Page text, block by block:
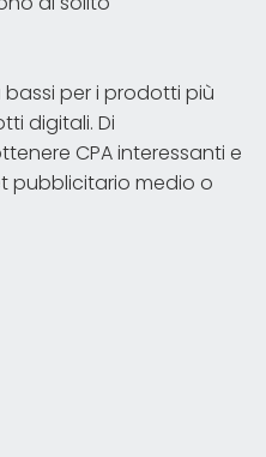
bassi per i prodotti più
digitali. Di
CPA interessanti e
pubblicitario medio o